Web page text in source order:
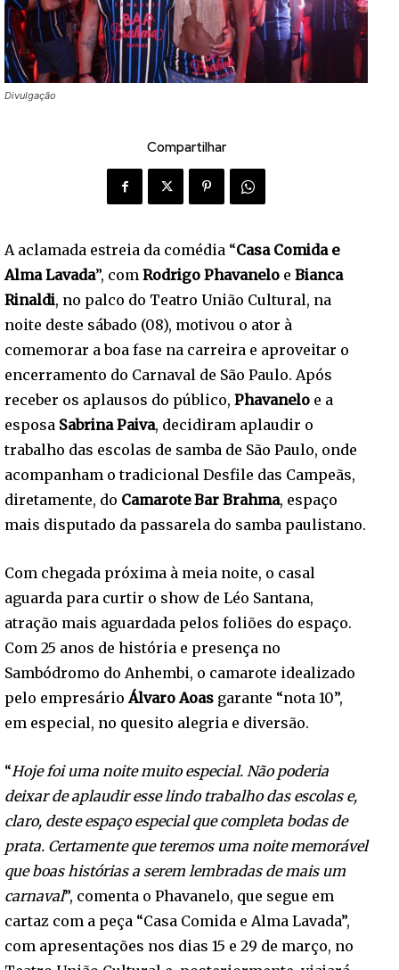
Divulgação
Compartilhar
A aclamada estreia da comédia “Casa Comida e
Alma Lavada”, com Rodrigo Phavanelo e Bianca
Rinaldi, no palco do Teatro União Cultural, na
noite deste sábado (08), motivou o ator à
comemorar a boa fase na carreira e aproveitar o
encerramento do Carnaval de São Paulo. Após
receber os aplausos do público, Phavanelo e a
esposa Sabrina Paiva, decidiram aplaudir o
trabalho das escolas de samba de São Paulo, onde
acompanham o tradicional Desfile das Campeãs,
diretamente, do Camarote Bar Brahma, espaço
mais disputado da passarela do samba paulistano.
Com chegada próxima à meia noite, o casal
aguarda para curtir o show de Léo Santana,
atração mais aguardada pelos foliões do espaço.
Com 25 anos de história e presença no
Sambódromo do Anhembi, o camarote idealizado
pelo empresárioÁlvaro Aoas garante “nota 10”,
em especial, no quesito alegria e diversão.
“Hoje foi uma noite muito especial. Não poderia
deixar de aplaudir esse lindo trabalho das escolas e,
claro, deste espaço especial que completa bodas de
prata. Certamente que teremos uma noite memorável
que boas histórias a serem lembradas de mais um
carnaval”, comenta o Phavanelo, que segue em
cartaz com a peça “Casa Comida e Alma Lavada”,
com apresentações nos dias 15 e 29 de março, no